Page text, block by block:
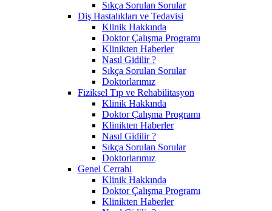
Sıkça Sorulan Sorular
Diş Hastalıkları ve Tedavisi
Klinik Hakkında
Doktor Çalışma Programı
Klinikten Haberler
Nasıl Gidilir ?
Sıkça Sorulan Sorular
Doktorlarımız
Fiziksel Tıp ve Rehabilitasyon
Klinik Hakkında
Doktor Çalışma Programı
Klinikten Haberler
Nasıl Gidilir ?
Sıkça Sorulan Sorular
Doktorlarımız
Genel Cerrahi
Klinik Hakkında
Doktor Çalışma Programı
Klinikten Haberler